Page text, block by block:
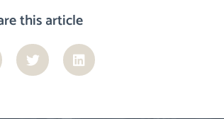
this article